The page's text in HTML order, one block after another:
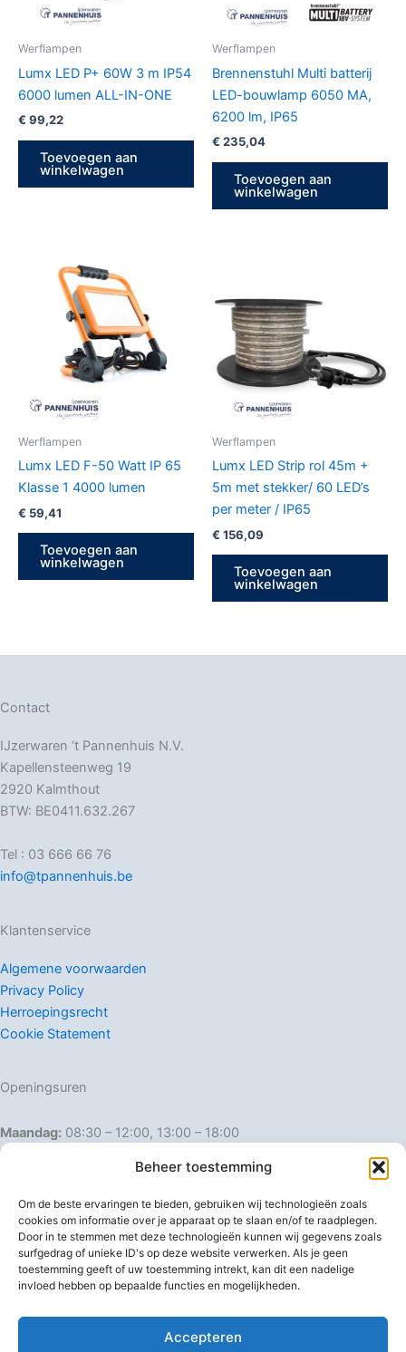
Beheer toestemming
Om de beste ervaringen te bieden, gebruiken wij technologieën zoals
cookies om informatie over je apparaat op te slaan en/of te raadplegen.
Door in te stemmen met deze technologieën kunnen wij gegevens zoals
surfgedrag of unieke ID's op deze website verwerken. Als je geen
toestemming geeft of uw toestemming intrekt, kan dit een nadelige
invloed hebben op bepaalde functies en mogelijkheden.
Accepteren
Werflampen
Lumx LED P+ 60W 3 m IP54
6000 lumen ALL-IN-ONE
€ 99,22
Toevoegen aan
winkelwagen
Werflampen
Brennenstuhl Multi batterij
LED-bouwlamp 6050 MA,
6200 lm, IP65
€ 235,04
Toevoegen aan
winkelwagen
Werflampen
Lumx LED F-50 Watt IP 65
Klasse 1 4000 lumen
€ 59,41
Toevoegen aan
winkelwagen
Werflampen
Lumx LED Strip rol 45m +
5m met stekker/ 60 LED’s
per meter / IP65
€ 156,09
Toevoegen aan
winkelwagen
Contact
IJzerwaren ‘t Pannenhuis N.V.
Kapellensteenweg 19
2920 Kalmthout
BTW: BE0411.632.267
Tel : 03 666 66 76
info@tpannenhuis.be
Klantenservice
Algemene voorwaarden
Privacy Policy
Herroepingsrecht
Cookie Statement
Openingsuren
Maandag: 08:30 – 12:00, 13:00 – 18:00
Dinsdag:
08:30 – 12:00, 13:00 – 18:00
Donderdag: 08:30 – 12:00, 13:00 – 18:00
Vrijdag: 08:30 – 12:00, 13:00 – 18:00
Zaterdag: 08:30 – 16:00
Zondag: Gesloten